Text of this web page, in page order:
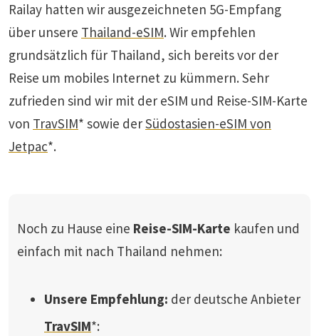
Railay hatten wir ausgezeichneten 5G-Empfang
über unsere Thailand-eSIM. Wir empfehlen
grundsätzlich für Thailand, sich bereits vor der
Reise um mobiles Internet zu kümmern. Sehr
zufrieden sind wir mit der eSIM und Reise-SIM-Karte
von TravSIM* sowie derSüdostasien-eSIM von
Jetpac*.
Noch zu Hause eine Reise-SIM-Karte kaufen und
einfach mit nach Thailand nehmen:
Unsere Empfehlung: der deutsche Anbieter
TravSIM*: